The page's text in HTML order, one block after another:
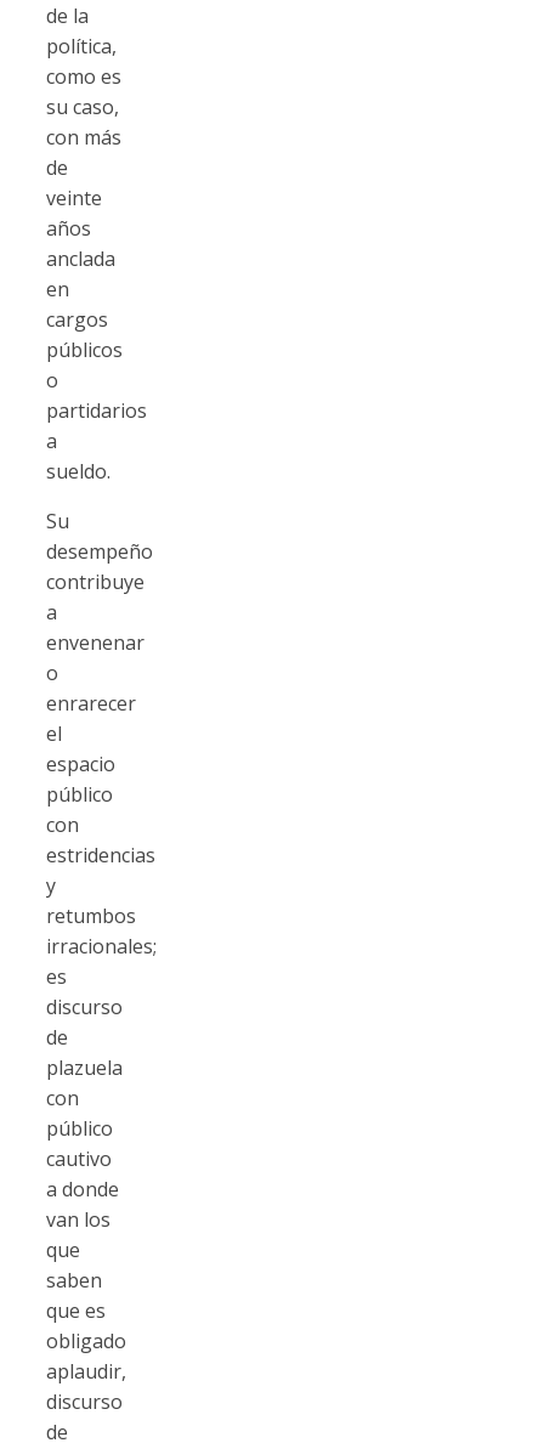
de la
política,
como es
su caso,
con más
de
veinte
años
anclada
en
cargos
públicos
o
partidarios
a
sueldo.
Su
desempeño
contribuye
a
envenenar
o
enrarecer
el
espacio
público
con
estridencias
y
retumbos
irracionales;
es
discurso
de
plazuela
con
público
cautivo
a donde
van los
que
saben
que es
obligado
aplaudir,
discurso
de